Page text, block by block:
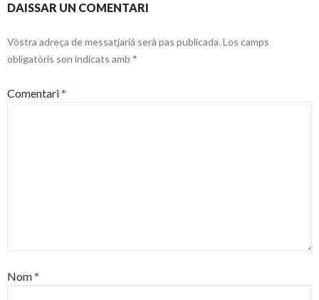
DAISSAR UN COMENTARI
Vòstra adreça de messatjariá serà pas publicada. Los camps
obligatòris son indicats amb *
Comentari*
Nom*